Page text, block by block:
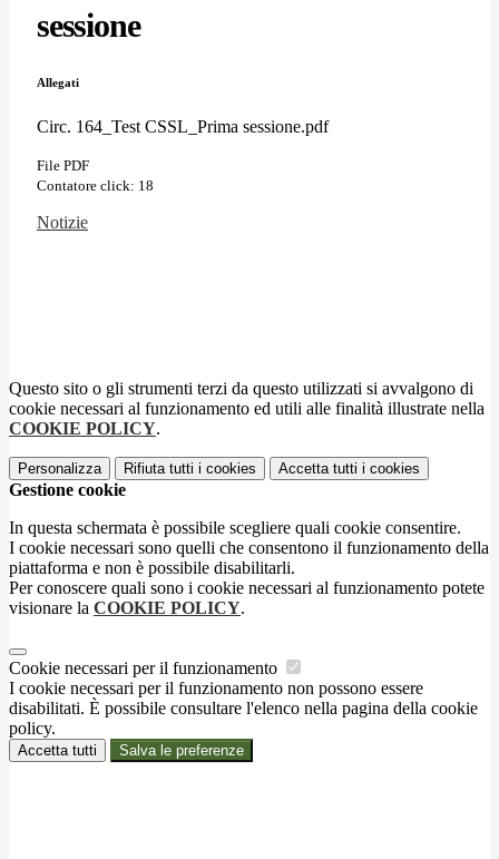
sessione
Allegati
Circ. 164_Test CSSL_Prima sessione.pdf
File PDF
Contatore click: 18
Notizie
Questo sito o gli strumenti terzi da questo utilizzati si avvalgono di
cookie necessari al funzionamento ed utili alle finalità illustrate nella
COOKIE POLICY.
Personalizza Rifiuta tutti i cookies Accetta tutti i cookies
Gestione cookie
In questa schermata è possibile scegliere quali cookie consentire.
I cookie necessari sono quelli che consentono il funzionamento della
piattaforma e non è possibile disabilitarli.
Per conoscere quali sono i cookie necessari al funzionamento potete
visionare la COOKIE POLICY.
Cookie necessari per il funzionamento
I cookie necessari per il funzionamento non possono essere
disabilitati. È possibile consultare l'elenco nella pagina della cookie
policy.
Accetta tutti Salva le preferenze